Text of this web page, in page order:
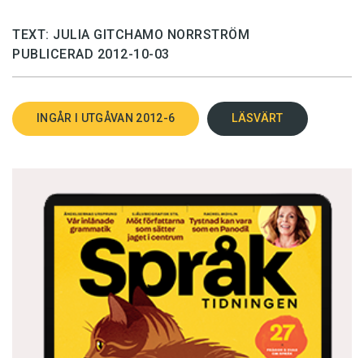
TEXT: JULIA GITCHAMO NORRSTRÖM
PUBLICERAD 2012-10-03
INGÅR I UTGÅVAN 2012-6 LÄSVÄRT